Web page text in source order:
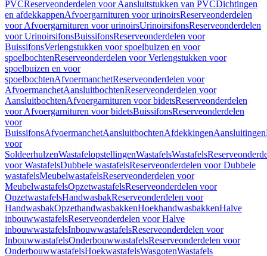
PVCReserveonderdelen voor Aansluitstukken van PVCDichtingen
en afdekkappenAfvoergarnituren voor urinoirsReserveonderdelen
voor Afvoergarnituren voor urinoirsUrinoirsifonsReserveonderdelen
voor UrinoirsifonsBuissifonsReserveonderdelen voor
BuissifonsVerlengstukken voor spoelbuizen en voor
spoelbochtenReserveonderdelen voor Verlengstukken voor
spoelbuizen en voor
spoelbochtenAfvoermanchetReserveonderdelen voor
AfvoermanchetAansluitbochtenReserveonderdelen voor
AansluitbochtenAfvoergarnituren voor bidetsReserveonderdelen
voor Afvoergarnituren voor bidetsBuissifonsReserveonderdelen
voor
BuissifonsAfvoermanchetAansluitbochtenAfdekkingenAansluitingen
voor
SoldeerhulzenWastafelopstellingenWastafelsWastafels
voor WastafelsDubbele wastafelsReserveonderdelen voor Dubbele
wastafelsMeubelwastafelsReserveonderdelen voor
MeubelwastafelsOpzetwastafelsReserveonderdelen voor
OpzetwastafelsHandwasbakReserveonderdelen voor
HandwasbakOpzethandwasbakkenHoekhandwasbakkenHalve
inbouwwastafelsReserveonderdelen voor Halve
inbouwwastafelsInbouwwastafelsReserveonderdelen voor
InbouwwastafelsOnderbouwwastafelsReserveonderdelen voor
OnderbouwwastafelsHoekwastafelsWasgotenWastafels